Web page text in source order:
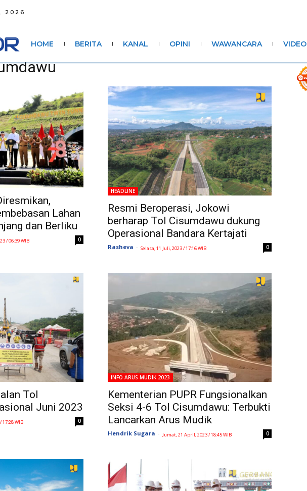
2026
HOME BERITA KANAL OPINI WAWANCARA VIDEO
Lahan
dan Berliku
/ 06:39 WIB 0
HEADLINE
Resmi Beroperasi, Jokowi
berharap Tol Cisumdawu dukung
Operasional Bandara Kertajati
Rasheva - Selasa, 11 Juli, 2023 / 17:16 WIB 0
Tol
Juni 2023
17:28 WIB 0
INFO ARUS MUDIK 2023
Kementerian PUPR Fungsionalkan
Seksi 4-6 Tol Cisumdawu: Terbukti
Lancarkan Arus Mudik
Hendrik Sugara - Jumat, 21 April, 2023 / 18:45 WIB 0